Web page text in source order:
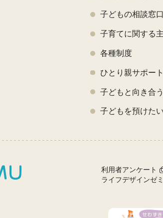
子どもの相談窓口
子育てに関する
各種制度
ひとり親サポート
子どもと向き合
子どもを預けたい
利用者アンケート
ライフデザインゼミ